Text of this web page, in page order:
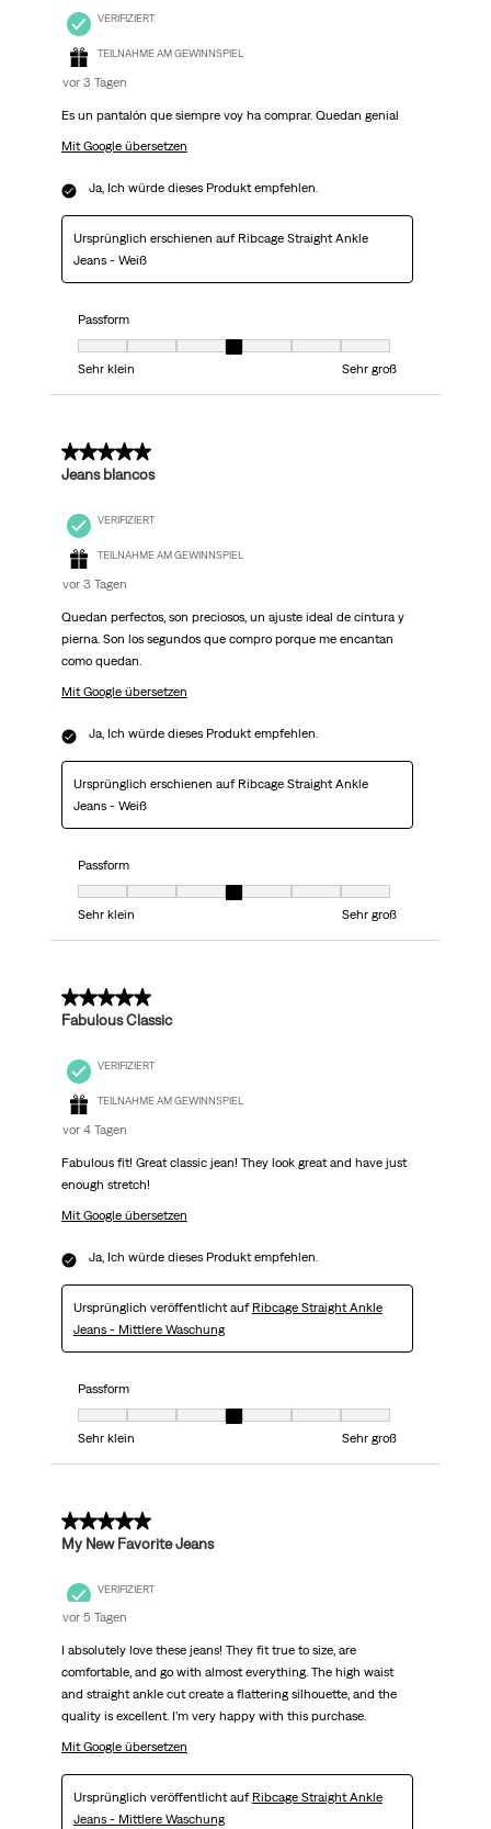
VERIFIZIERT
TEILNAHME AM GEWINNSPIEL
vor 3 Tagen
Es un pantalón que siempre voy ha comprar. Quedan genial
Mit Google übersetzen
Ja, Ich würde dieses Produkt empfehlen.
Ursprünglich erschienen auf Ribcage Straight Ankle
Jeans - Weiß
Passform
Passform, 4 von 7, wobei 1 gleich Sehr klein ist und 7 gleich Sehr groß
Sehr klein
Sehr groß
5 von 5 Sternen.
Jeans blancos
VERIFIZIERT
TEILNAHME AM GEWINNSPIEL
vor 3 Tagen
Quedan perfectos, son preciosos, un ajuste ideal de cintura y
pierna. Son los segundos que compro porque me encantan
como quedan.
Mit Google übersetzen
Ja, Ich würde dieses Produkt empfehlen.
Ursprünglich erschienen auf Ribcage Straight Ankle
Jeans - Weiß
Passform
Passform, 4 von 7, wobei 1 gleich Sehr klein ist und 7 gleich Sehr groß
Sehr klein
Sehr groß
5 von 5 Sternen.
Fabulous Classic
VERIFIZIERT
TEILNAHME AM GEWINNSPIEL
vor 4 Tagen
Fabulous fit! Great classic jean! They look great and have just
enough stretch!
Mit Google übersetzen
Ja, Ich würde dieses Produkt empfehlen.
Ursprünglich veröffentlicht auf Ribcage Straight Ankle
Jeans - Mittlere Waschung
Passform
Passform, 4 von 7, wobei 1 gleich Sehr klein ist und 7 gleich Sehr groß
Sehr klein
Sehr groß
5 von 5 Sternen.
My New Favorite Jeans
VERIFIZIERT
vor 5 Tagen
I absolutely love these jeans! They fit true to size, are
comfortable, and go with almost everything. The high waist
and straight ankle cut create a flattering silhouette, and the
quality is excellent. I’m very happy with this purchase.
Mit Google übersetzen
Ursprünglich veröffentlicht auf Ribcage Straight Ankle
Jeans - Mittlere Waschung